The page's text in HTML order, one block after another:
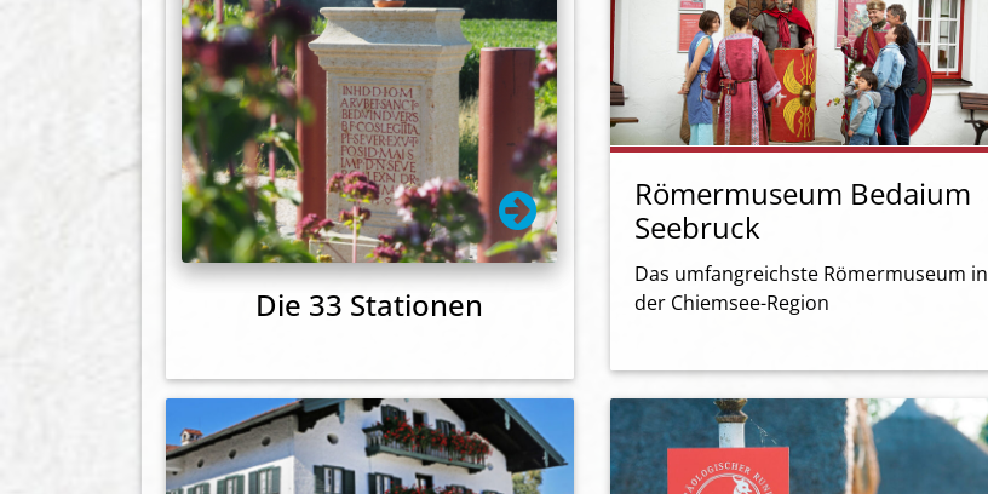
Die 33 Stationen
Römermuseum Bedaium
Seebruck
Das umfangreichste Römermuseum in
der Chiemsee-Region